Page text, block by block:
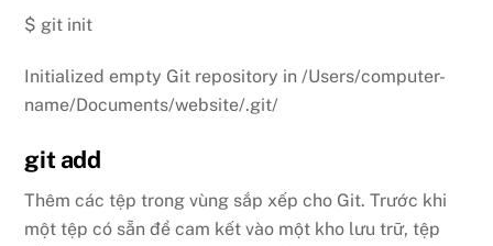
$ git init
Initialized empty Git repository in /Users/computer-
name/Documents/website/.git/
git add
Thêm các tệp trong vùng sắp xếp cho Git. Trước khi
một tệp có sẵn để cam kết vào một kho lưu trữ, tệp